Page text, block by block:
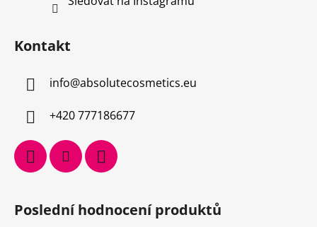
Kontakt
info@absolutecosmetics.eu
+420 777186677
Poslední hodnocení produktů